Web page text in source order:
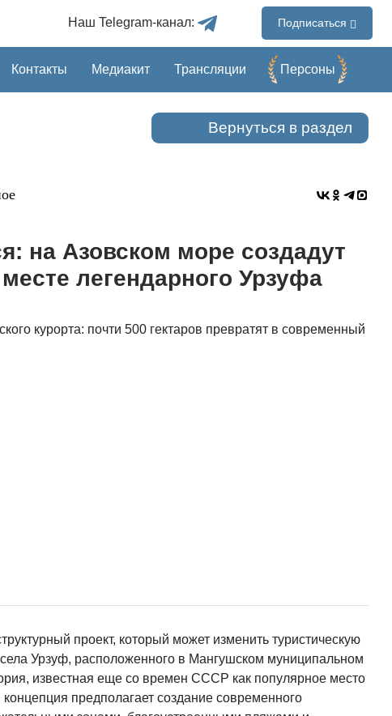
Наш Telegram-канал: Подписаться
Контакты Медиакит Трансляции Перcоны
Вернуться в раздел
на Азовском море создадут
легендарного Урзуфа
курорта: почти 500 гектаров превратят в современный
проект, который может изменить туристическую
Урзуф, расположенного в Мангушском муниципальном
известная еще со времен СССР как популярное место
предполагает создание современного